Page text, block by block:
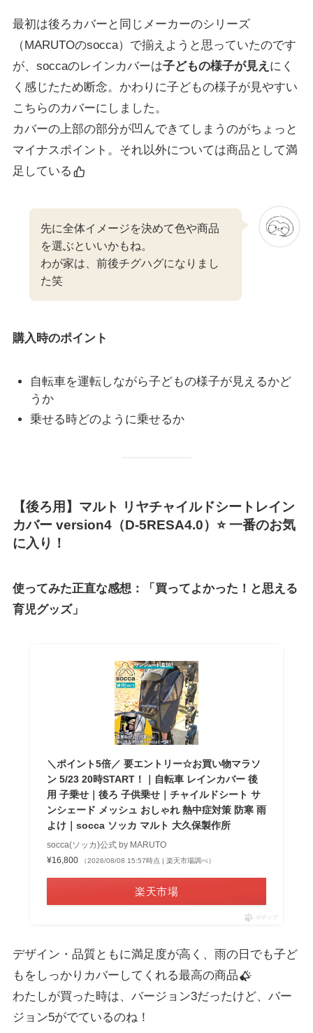
最初は後ろカバーと同じメーカーのシリーズ
（MARUTOのsocca）で揃えようと思っていたのです
が、soccaのレインカバーは子どもの様子が見え にく
く感じたため断念。かわりに子どもの様子が見やすい
こちらのカバーにしました。
カバーの上部の部分が凹んできてしまうのがちょっと
マイナスポイント。それ以外については商品として満
足している
先に全体イメージを決めて色や商品
を選ぶといいかもね。
わが家は、前後チグハグになりまし
た笑
購入時のポイント
自転車を運転しながら子どもの様子が見えるかど
うか
乗せる時どのように乗せるか
【後ろ用】マルト リヤチャイルドシートレイン
カバー version4（D-5RESA4.0）⭐ 一番のお気
に入り！
使ってみた正直な感想：「買ってよかった！と思える
育児グッズ」
＼ポイント5倍／ 要エントリー☆お買い物マラソ
ン 5/23 20時START！｜自転車 レインカバー 後
用 子乗せ｜後ろ 子供乗せ｜チャイルドシート サ
ンシェード メッシュ おしゃれ 熱中症対策 防寒 雨
よけ｜socca ソッカ マルト 大久保製作所
socca(ソッカ)公式 by MARUTO
¥16,800
（2026/08/08 15:57時点 | 楽天市場調べ）
楽天市場
ポチップ
デザイン・品質ともに満足度が高く、雨の日でも子ど
もをしっかりカバーしてくれる最高の商品
わたしが買った時は、バージョン3だったけど、バー
ジョン5がでているのね！